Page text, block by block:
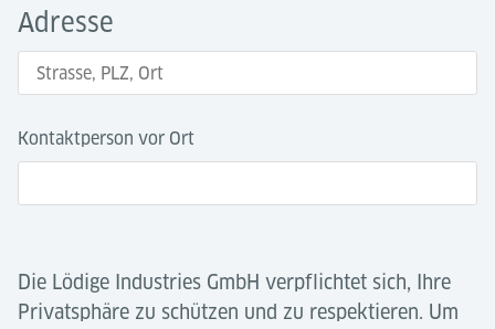
Adresse
Kontaktperson vor Ort
Die Lödige Industries GmbH verpflichtet sich, Ihre
Privatsphäre zu schützen und zu respektieren. Um